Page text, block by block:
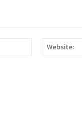
Email:*